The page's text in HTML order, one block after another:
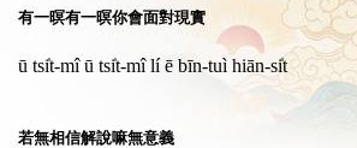
有一暝有一暝你會面對現實
ū tsi̍t-mî ū tsi̍t-mî lí ē bīn-tuì hiān-si̍t
若無相信解說嘛無意義